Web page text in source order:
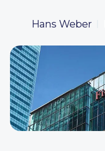
Hans Weber